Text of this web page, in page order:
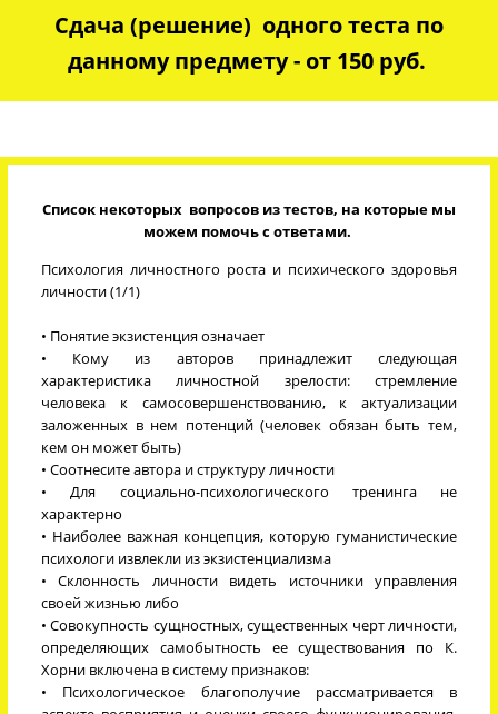
Сдача (решение) одного теста по
данному предмету - от 150 руб.
Список некоторых вопросов из тестов, на которые мы
можем помочь с ответами.
Психология личностного роста и психического здоровья
личности (1/1)
• Понятие экзистенция означает
• Кому из авторов принадлежит следующая
характеристика личностной зрелости: стремление
человека к самосовершенствованию, к актуализации
заложенных в нем потенций (человек обязан быть тем,
кем он может быть)
• Соотнесите автора и структуру личности
• Для социально-психологического тренинга не
характерно
• Наиболее важная концепция, которую гуманистические
психологи извлекли из экзистенциализма
• Склонность личности видеть источники управления
своей жизнью либо
• Совокупность сущностных, существенных черт личности,
определяющих самобытность ее существования по К.
Хорни включена в систему признаков:
• Психологическое благополучие рассматривается в